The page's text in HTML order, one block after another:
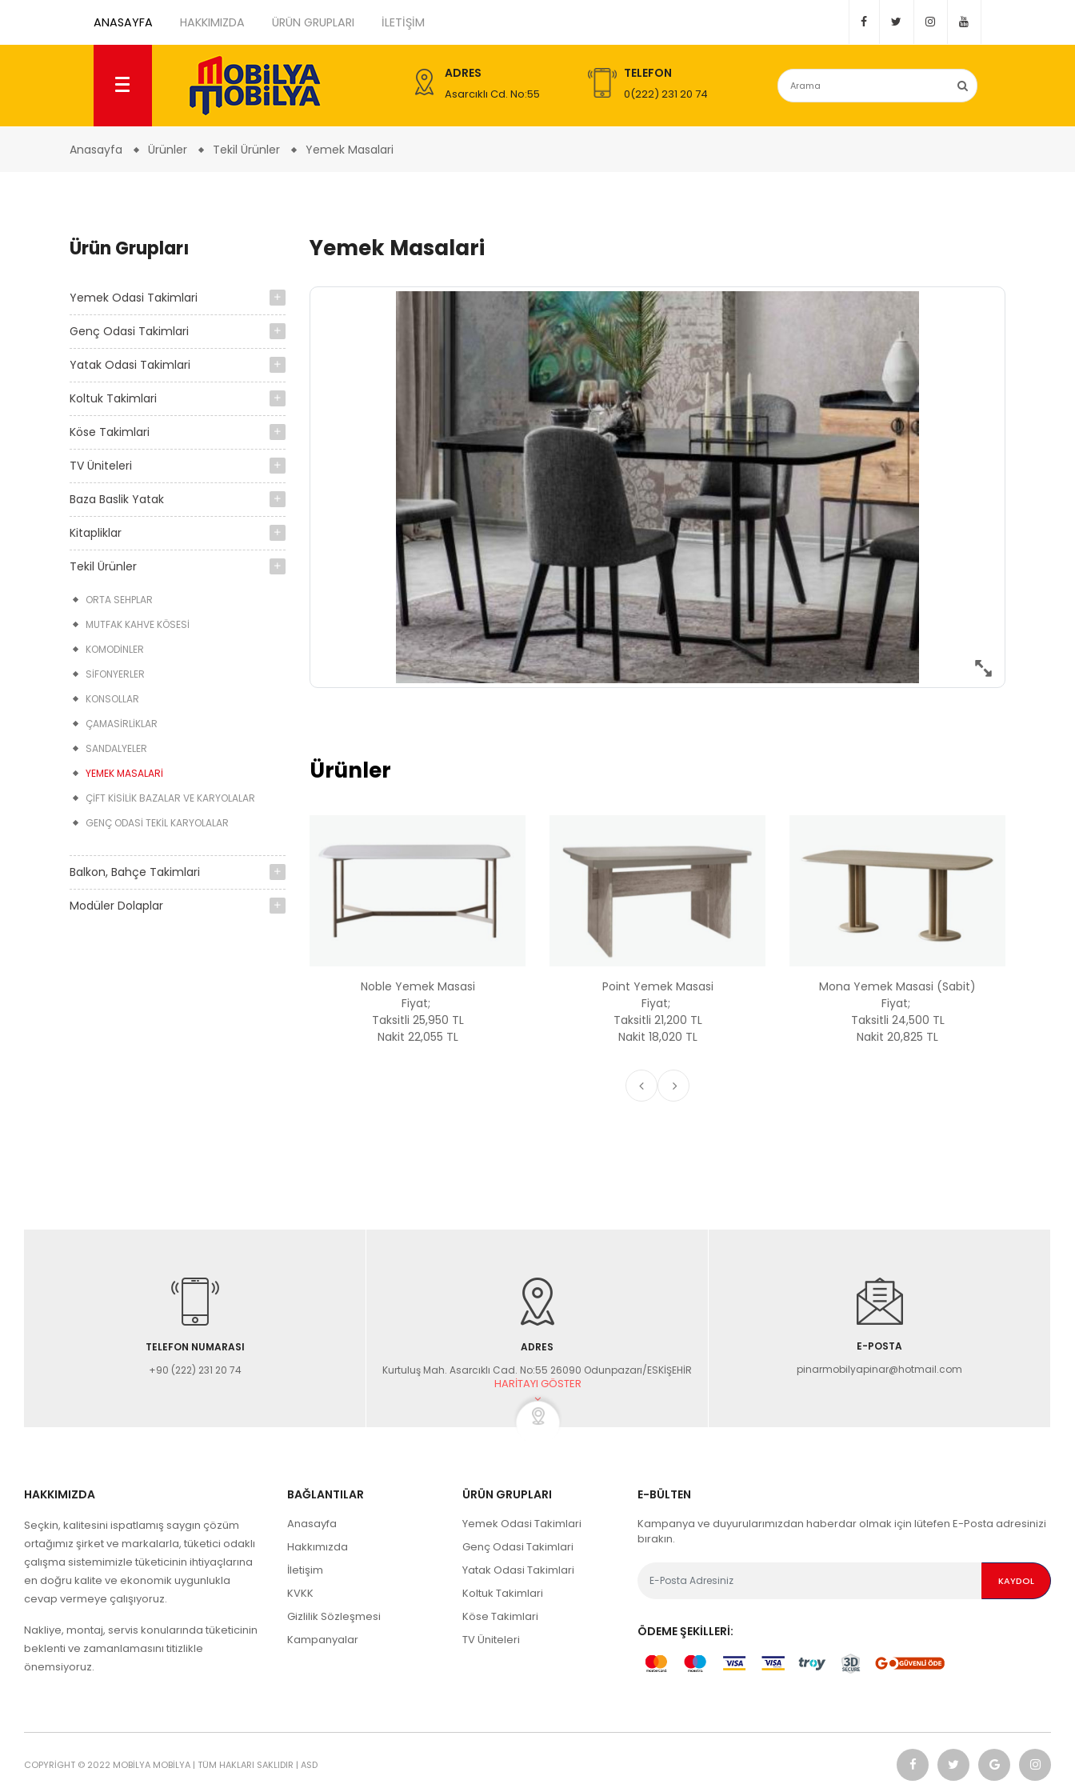
ANASAYFA HAKKIMIZDA ÜRÜN GRUPLARI İLETIŞIM
ADRES
Asarcıklı Cd. No:55
TELEFON
0(222) 231 20 74
Anasayfa Ürünler Tekil Ürünler Yemek Masalari
Ürün Grupları
Yemek Odasi Takimlari
Genç Odasi Takimlari
Yatak Odasi Takimlari
Koltuk Takimlari
Köse Takimlari
TV Üniteleri
Baza Baslik Yatak
Kitapliklar
Tekil Ürünler
ORTA SEHPLAR
MUTFAK KAHVE KÖSESI
KOMODINLER
SIFONYERLER
KONSOLLAR
ÇAMASIRLIKLAR
SANDALYELER
YEMEK MASALARI
ÇIFT KISILIK BAZALAR VE KARYOLALAR
GENÇ ODASI TEKIL KARYOLALAR
Balkon, Bahçe Takimlari
Modüler Dolaplar
Yemek Masalari
Ürünler
Point Yemek Masasi
Fiyat;
Taksitli 21,200 TL
Nakit 18,020 TL
Mona Yemek Masasi (Sabit)
Fiyat;
Taksitli 24,500 TL
Nakit 20,825 TL
Modern Country Yemek Masasi
Fiyat;
Taksitl 19,900 TL
Nakit 16,915 TL
TELEFON NUMARASI
+90 (222) 231 20 74
ADRES
Kurtuluş Mah. Asarcıklı Cad. No:55 26090 Odunpazarı/ESKİŞEHİR
E-POSTA
pinarmobilyapinar@hotmail.com
HARITAYI GÖSTER
HAKKIMIZDA
Seçkin, kalitesini ispatlamış saygın çözüm
ortağımız şirket ve markalarla, tüketici odaklı
çalışma sistemimizle tüketicinin ihtiyaçlarına
en doğru kalite ve ekonomik uygunlukla
cevap vermeye çalışıyoruz.
Nakliye, montaj, servis konularında tüketicinin
beklenti ve zamanlamasını titizlikle
önemsiyoruz.
BAĞLANTILAR
Anasayfa
Hakkımızda
İletişim
KVKK
Gizlilik Sözleşmesi
Kampanyalar
ÜRÜN GRUPLARI
Yemek Odasi Takimlari
Genç Odasi Takimlari
Yatak Odasi Takimlari
Koltuk Takimlari
Köse Takimlari
TV Üniteleri
E-BÜLTEN
Kampanya ve duyurularımızdan haberdar olmak için lütefen E-Posta adresinizi
bırakın.
KAYDOL
ÖDEME ŞEKILLERI:
COPYRIGHT © 2022 MOBILYA MOBILYA | TÜM HAKLARI SAKLIDIR | ASD